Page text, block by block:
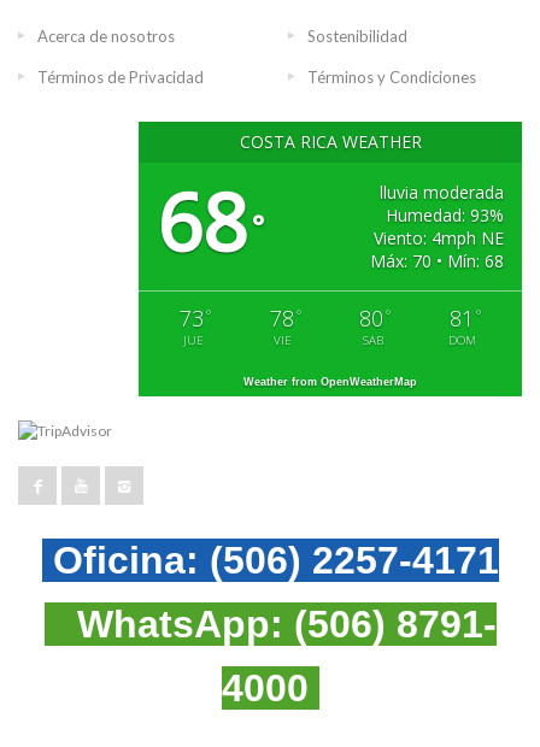
Acerca de nosotros Sostenibilidad
Términos de Privacidad Términos y Condiciones
COSTA RICA WEATHER
68°
lluvia moderada
Humedad: 93%
Viento: 4mph NE
Máx: 70 • Mín: 68
73 °
JUE
78 °
VIE
80 °
SAB
81 °
DOM
Weather from OpenWeatherMap
Oficina: (506) 2257-4171
WhatsApp: (506) 8791-
4000